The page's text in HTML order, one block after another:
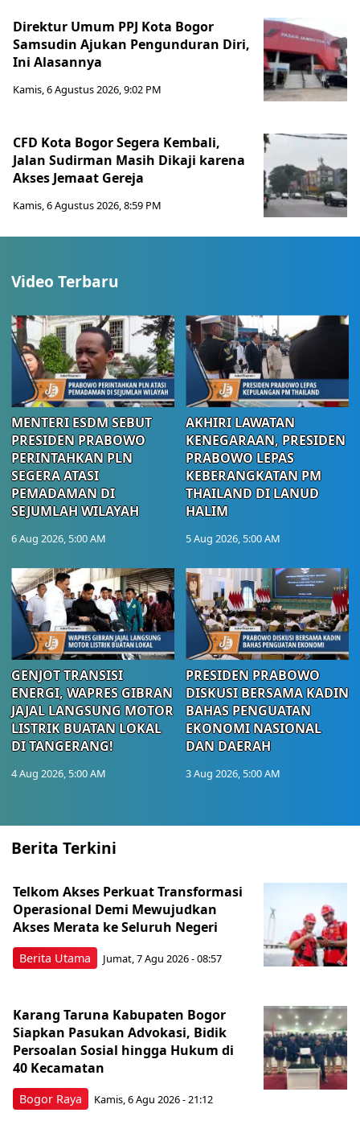
Direktur Umum PPJ Kota Bogor
Samsudin Ajukan Pengunduran Diri,
Ini Alasannya
Kamis, 6 Agustus 2026, 9:02 PM
CFD Kota Bogor Segera Kembali,
Jalan Sudirman Masih Dikaji karena
Akses Jemaat Gereja
Kamis, 6 Agustus 2026, 8:59 PM
Video Terbaru
MENTERI ESDM SEBUT
PRESIDEN PRABOWO
PERINTAHKAN PLN
SEGERA ATASI
PEMADAMAN DI
SEJUMLAH WILAYAH
6 Aug 2026, 5:00 AM
AKHIRI LAWATAN
KENEGARAAN, PRESIDEN
PRABOWO LEPAS
KEBERANGKATAN PM
THAILAND DI LANUD
HALIM
5 Aug 2026, 5:00 AM
GENJOT TRANSISI
ENERGI, WAPRES GIBRAN
JAJAL LANGSUNG MOTOR
LISTRIK BUATAN LOKAL
DI TANGERANG!
4 Aug 2026, 5:00 AM
PRESIDEN PRABOWO
DISKUSI BERSAMA KADIN
BAHAS PENGUATAN
EKONOMI NASIONAL
DAN DAERAH
3 Aug 2026, 5:00 AM
Berita Terkini
Berita Utama
Telkom Akses Perkuat Transformasi
Operasional Demi Mewujudkan
Akses Merata ke Seluruh Negeri
Jumat, 7 Agu 2026 - 08:57
Bogor Raya
Karang Taruna Kabupaten Bogor
Siapkan Pasukan Advokasi, Bidik
Persoalan Sosial hingga Hukum di
40 Kecamatan
Kamis, 6 Agu 2026 - 21:12